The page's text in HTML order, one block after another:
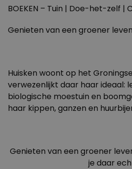
BOEKEN – Tuin | Doe-het-zelf |
Genieten van een groener leven
Huisken woont op het
verwezenlijkt daar haar ideaal:
biologische moestuin en
haar kippen, ganzen en
Genieten van een groener
je daar